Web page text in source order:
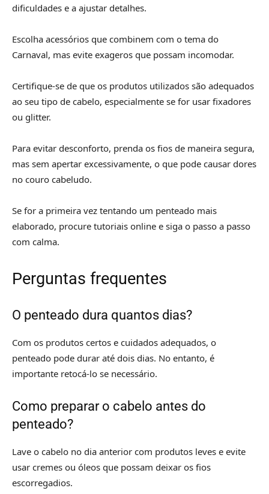
dificuldades e a ajustar detalhes.
Escolha acessórios que combinem com o tema do
Carnaval, mas evite exageros que possam incomodar.
Certifique-se de que os produtos utilizados são adequados
ao seu tipo de cabelo, especialmente se for usar fixadores
ou glitter.
Para evitar desconforto, prenda os fios de maneira segura,
mas sem apertar excessivamente, o que pode causar dores
no couro cabeludo.
Se for a primeira vez tentando um penteado mais
elaborado, procure tutoriais online e siga o passo a passo
com calma.
Perguntas frequentes
O penteado dura quantos dias?
Com os produtos certos e cuidados adequados, o
penteado pode durar até dois dias. No entanto, é
importante retocá-lo se necessário.
Como preparar o cabelo antes do
penteado?
Lave o cabelo no dia anterior com produtos leves e evite
usar cremes ou óleos que possam deixar os fios
escorregadios.